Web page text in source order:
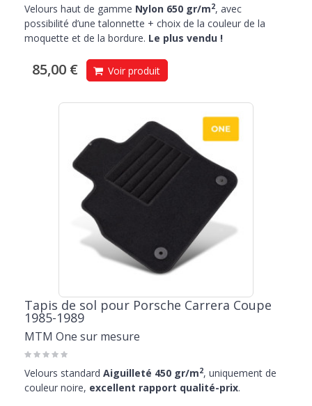
Velours haut de gamme Nylon 650 gr/m2, avec
possibilité d’une talonnette + choix de la couleur de la
moquette et de la bordure. Le plus vendu !
85,00 € Voir produit
Tapis de sol pour Porsche Carrera Coupe
1985-1989
MTM One sur mesure
Velours standard Aiguilleté 450 gr/m2, uniquement de
couleur noire, excellent rapport qualité-prix.